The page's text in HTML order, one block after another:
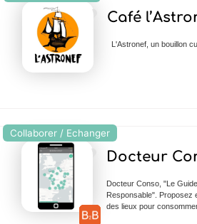
Café
L'Astronef, un bouillon
Collaborer / Echanger
Docteur Conso, "Le
Responsable". Proposez
des lieux pour